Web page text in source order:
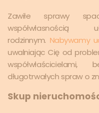
Zawiłe sprawy
rodzinnym. Nabywamy
uwalniając Cię od
współwłaścicielami,
długotrwałych spraw o
Skup